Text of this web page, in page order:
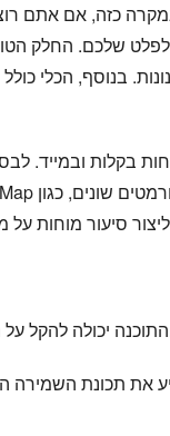
כזה, אם אתם
לפלט שלכם. החלק
בנוסף,
בקלות ובמייד.